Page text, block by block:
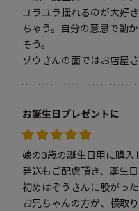
ユラユラ揺れるのが大好
ちゃう。自分の意思で動
そう。
ゾウさんの面ではお店屋
お誕生日プレゼントに
娘の3歳の誕生日用に購入
発送もご配慮頂き、誕
初めはぞうさんに股がっ
お兄ちゃんの方が、横取